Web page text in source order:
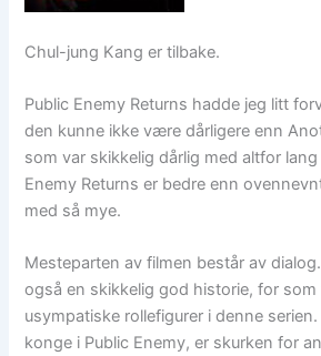
Chul-jung Kang er tilbake.
Public Enemy Returns hadde jeg litt
den kunne ikke være dårligere enn
som var skikkelig dårlig med altfor lang
Enemy Returns er bedre enn
med så mye.
Mesteparten av filmen består av
også en skikkelig god historie, for som
usympatiske rollefigurer i denne
konge i Public Enemy, er skurken for